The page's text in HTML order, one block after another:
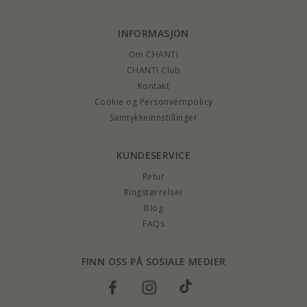
INFORMASJON
Om CHANTI
CHANTI Club
Kontakt
Cookie og Personvernpolicy
Samtykkeinnstillinger
KUNDESERVICE
Retur
Ringstørrelser
Blog
FAQs
FINN OSS PÅ SOSIALE MEDIER